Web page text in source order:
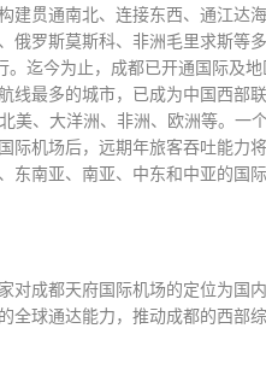
贯通南北、连接东西、通江达
俄罗斯莫斯科、非洲毛里求斯等
迄今为止， 成都已开通国际及
最多的城市，已成为中国西部
、大洋洲、非洲、欧洲等。一
际机场后，远期年旅客吞吐能力
南亚、南亚、中东和中亚的国
成都天府国际机场的定位为国
球通达能力，推动成都的西部